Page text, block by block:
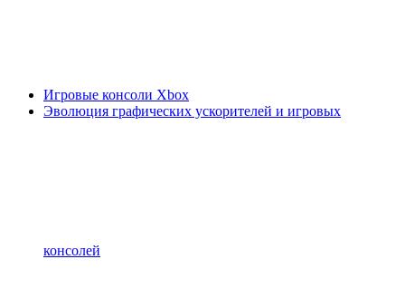
Игровые консоли Xbox
Эволюция графических ускорителей и игровых
консолей